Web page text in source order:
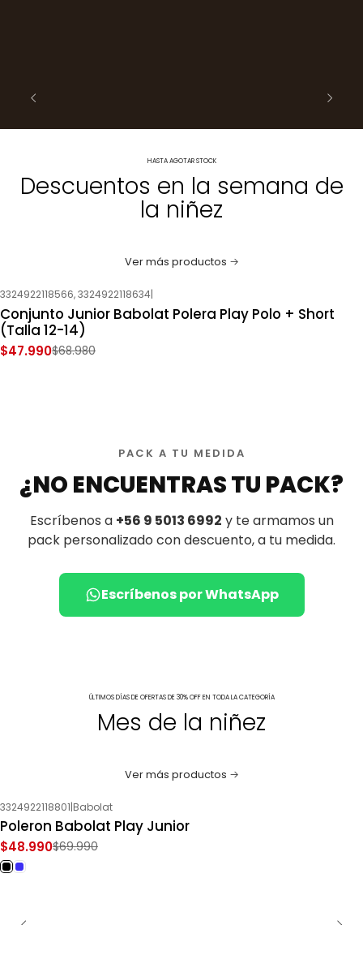
HASTA AGOTAR STOCK
Descuentos en la semana de
la niñez
Ver más productos
-30%OFF
3324922118566, 3324922118634|
Conjunto Junior Babolat Polera Play Polo + Short
(Talla 12-14)
$47.990$68.980
PACK A TU MEDIDA
¿NO ENCUENTRAS TU PACK?
Escríbenos a +56 9 5013 6992 y te armamos un
pack personalizado con descuento, a tu medida.
Escríbenos por WhatsApp
ÚLTIMOS DÍAS DE OFERTAS DE 30% OFF EN TODA LA CATEGORÍA
Mes de la niñez
Ver más productos
-30%OFF
3324922118801|Babolat
Poleron Babolat Play Junior
$48.990$69.990